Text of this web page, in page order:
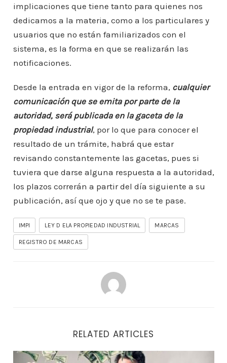
implicaciones que tiene tanto para quienes nos
dedicamos a la materia, como a los particulares y
usuarios que no están familiarizados con el
sistema, es la forma en que se realizarán las
notificaciones.
Desde la entrada en vigor de la reforma, cualquier
comunicación que se emita por parte de la
autoridad, será publicada en la gaceta de la
propiedad industrial, por lo que para conocer el
resultado de un trámite, habrá que estar
revisando constantemente las gacetas, pues si
tuviera que darse alguna respuesta a la autoridad,
los plazos correrán a partir del día siguiente a su
publicación, así que ojo y que no se te pase.
IMPI LEY D ELA PROPIEDAD INDUSTRIAL MARCAS
REGISTRO DE MARCAS
RELATED ARTICLES
PONTE CREATIVO Y GANA CON TU MARCA